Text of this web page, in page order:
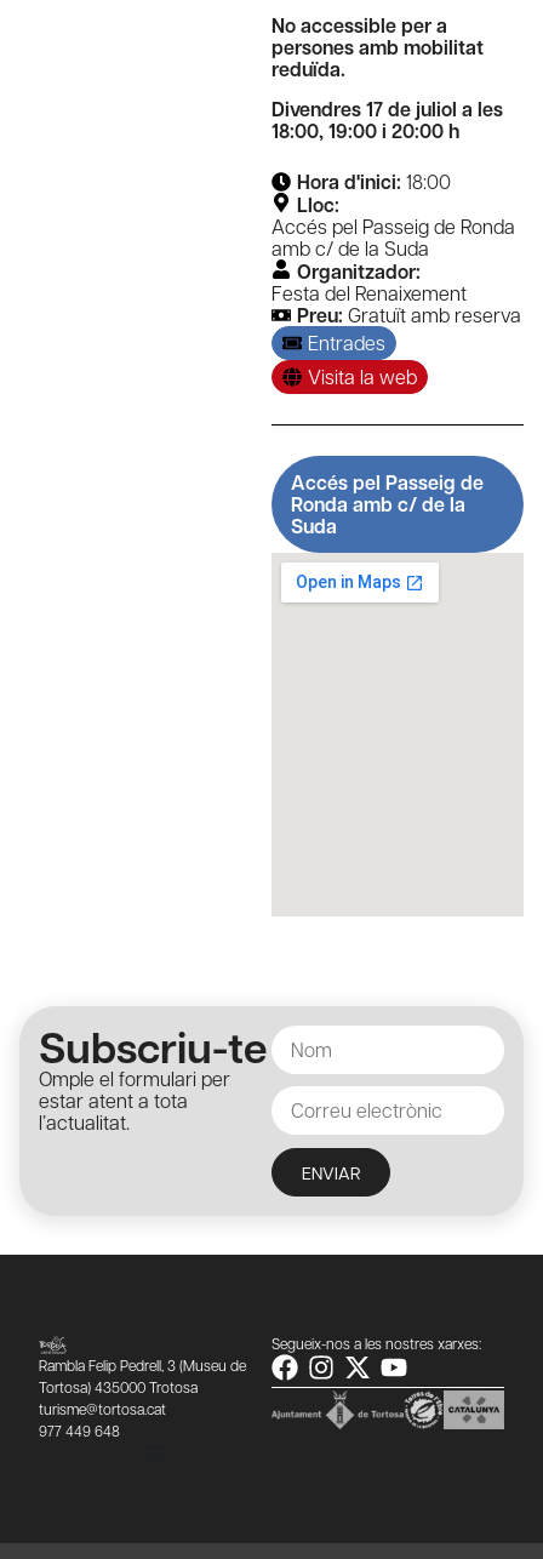
No accessible per a
persones amb mobilitat
reduïda.
Divendres 17 de juliol a les
18:00, 19:00 i 20:00 h
Hora d'inici: 18:00
Lloc:
Accés pel Passeig de Ronda
amb c/ de la Suda
Organitzador:
Festa del Renaixement
Preu: Gratuït amb reserva
Entrades
Visita la web
Accés pel Passeig de
Ronda amb c/ de la
Suda
Subscriu-te
Omple el formulari per
estar atent a tota
l’actualitat.
ENVIAR
Rambla Felip Pedrell, 3 (Museu de
Tortosa) 435000 Trotosa
turisme@tortosa.cat
977 449 648
Segueix-nos a les nostres xarxes: